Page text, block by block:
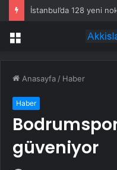
İstanbul’da 128 yeni
Menü
Anasayfa / Haber
Haber
güveniyor